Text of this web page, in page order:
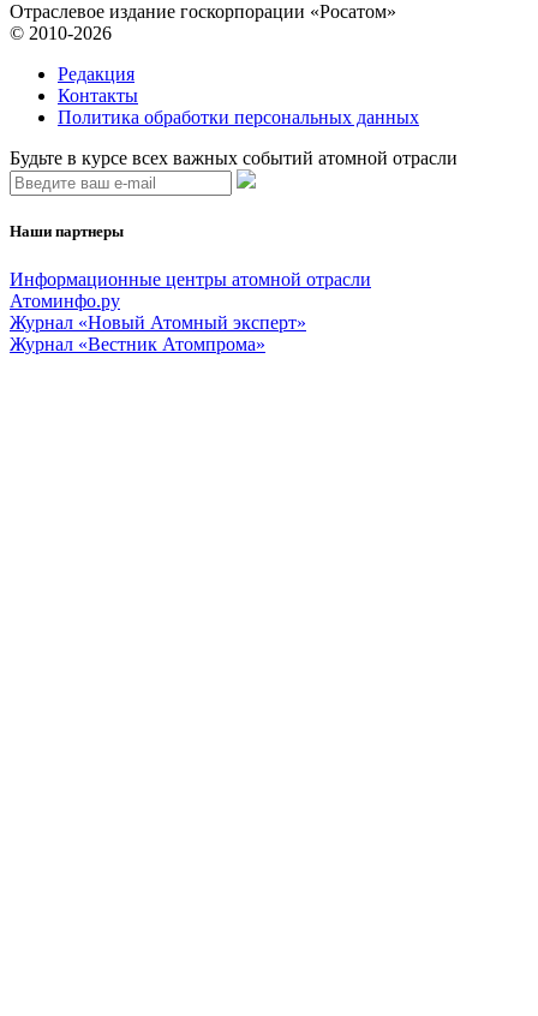
Отраслевое издание госкорпорации «Росатом»
© 2010-2026
Редакция
Контакты
Политика обработки персональных данных
Будьте в курсе всех важных событий атомной отрасли
Наши партнеры
Информационные центры атомной отрасли
Атоминфо.ру
Журнал «Новый Атомный эксперт»
Журнал «Вестник Атомпрома»